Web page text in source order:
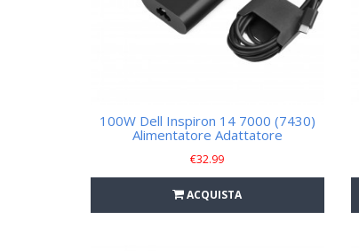
100W Dell Inspiron 14 7000 (7430)
Alimentatore Adattatore
€32.99
ACQUISTA